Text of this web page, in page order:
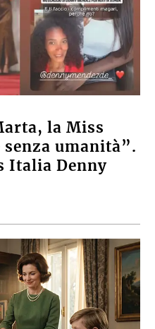
la Miss
umanità”.
Italia Denny